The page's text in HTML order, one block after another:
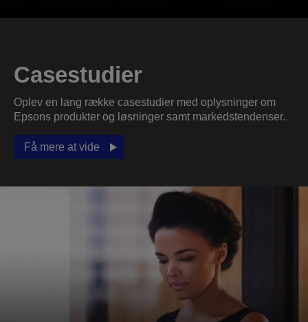
Casestudier
Oplev en lang række casestudier med oplysninger om
Epsons produkter og løsninger samt markedstendenser.
Få mere at vide